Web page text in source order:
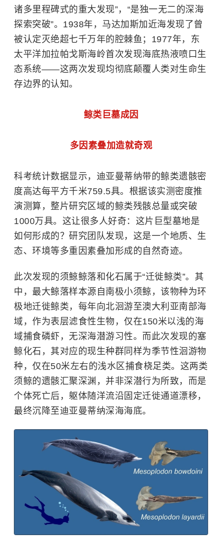
诸多里程碑式的重大发现”，“是独一无二的深海
探索突破”。1938年，马达加斯加近海发现了曾
被认定灭绝超七千万年的腔棘鱼 ；1977年，东
太平洋加拉帕戈斯海岭首次发现海底热液喷口生
态系统——这两次发现均彻底颠覆人类对生命生
存边界的认知。
鲸类巨墓成因
多因素叠加造就奇观
科考统计数据显示，迪亚曼蒂纳带的鲸类遗骸密
度高达每平方千米759.5具。根据该实测密度推
演测算，整片研究区域的鲸类残骸总量或突破
1000万具。这让很多人好奇：这片巨型墓地是
如何形成的？ 研究团队发现，这是一个地质、生
态、环境等多重因素叠加形成的自然奇迹。
此次发现的须鲸鲸落和化石属于“迁徙鲸类”。其
中，最大鲸落样本源自南极小须鲸，该物种为环
极地迁徙鲸类，每年向北洄游至澳大利亚南部海
域，作为表层滤食性生物，仅在150米以浅的海
域捕食磷虾 ，无深海潜游习性。而此次发现的塞
鲸化石，其对应的现生种群同样为季节性洄游物
种，仅在50米左右的浅水区捕食桡足类。这两类
须鲸的遗骸汇聚深渊，并非深潜行为所致，而是
个体死亡后，躯体随洋流沿固定迁徙通道漂移，
最终沉降至迪亚曼蒂纳深海海底。